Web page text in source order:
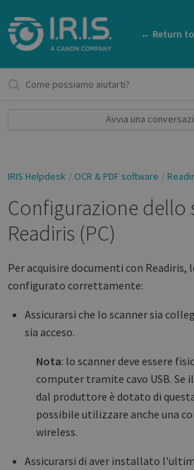
← Return
Avvia una
IRIS Helpdesk OCR & PDF software
Configurazione dello
Readiris (PC)
Per acquisire documenti con Readiris,
configurato correttamente:
Assicurarsi che lo scanner sia
sia acceso.
Nota: lo scanner deve essere
computer tramite cavo USB. Se
dal produttore è dotato di
possibile utilizzare anche una
wireless.
Assicurarsi di aver installato